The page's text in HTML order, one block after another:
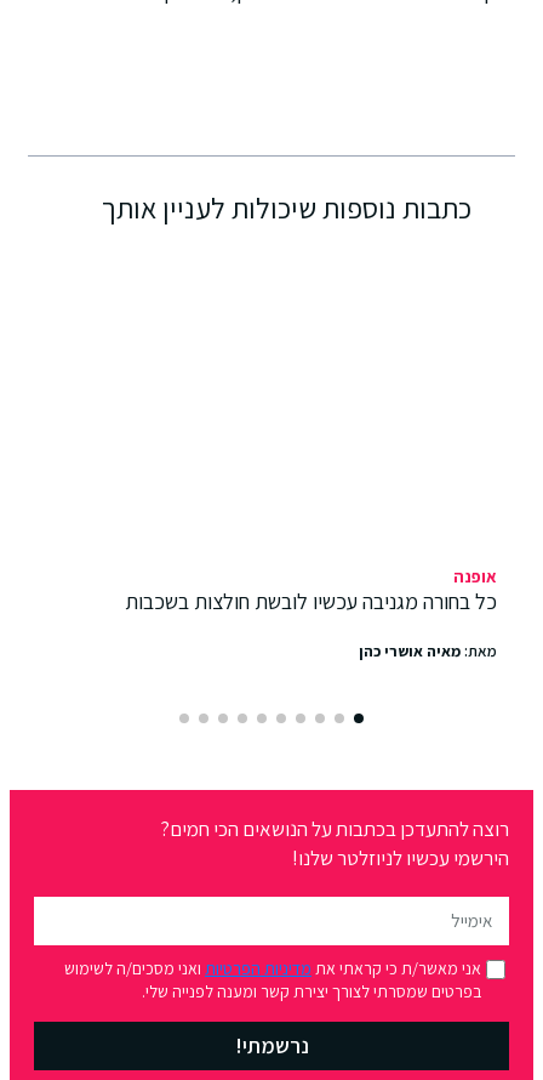
כתבות נוספות שיכולות לעניין אותך
אופנה
כל בחורה מגניבה עכשיו לובשת חולצות בשכבות
מאת:מאיה אושרי כהן
רוצה להתעדכן בכתבות על הנושאים הכי חמים?
הירשמי עכשיו לניוזלטר שלנו!
אני מאשר/ת כי קראתי אתמדיניות הפרטיותואני מסכים/ה לשימוש
בפרטים שמסרתי לצורך יצירת קשר ומענה לפנייה שלי.
נרשמתי!